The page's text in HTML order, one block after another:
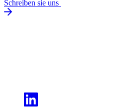
Schreiben sie uns